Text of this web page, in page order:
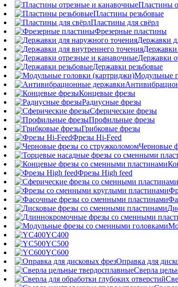
Пластины
Пластины резьбовые
Пластины для свёрл
Фрезерные пластины
Державки
Державки
Державки
Державки резьбовые
Модульные
Концевые фрезы
Радиусные фрезы
Сферические фрезы
Профильные фрезы
Грибковые фрезы
Фрезы Hi-Feed
Черновые
Фрезы High feed
YC400
YC500
YC600
Оправка для
Сверла